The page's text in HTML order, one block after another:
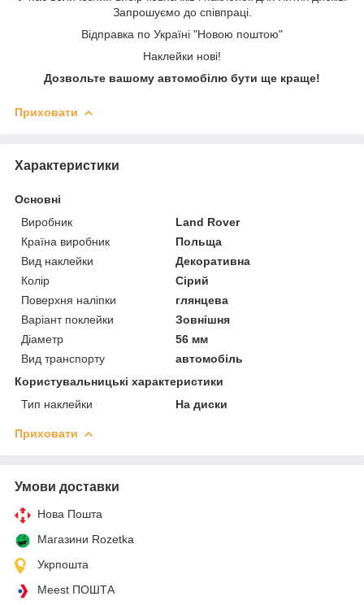
Запрошуємо до співпраці.
Відправка по Україні "Новою поштою"
Наклейки нові!
Дозвольте вашому автомобілю бути ще краще!
Приховати
Характеристики
Основні
Виробник
Land Rover
Країна виробник
Польща
Вид наклейки
Декоративна
Колір
Сірий
Поверхня наліпки
глянцева
Варіант поклейки
Зовнішня
Діаметр
56 мм
Вид транспорту
автомобіль
Користувальницькі характеристики
Тип наклейки
На диски
Приховати
Умови доставки
Нова Пошта
Магазини Rozetka
Укрпошта
Meest ПОШТА